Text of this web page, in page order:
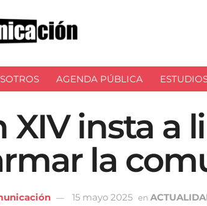
AGENDA PÚBLICA
XIV insta a
la
15 mayo 2025 en